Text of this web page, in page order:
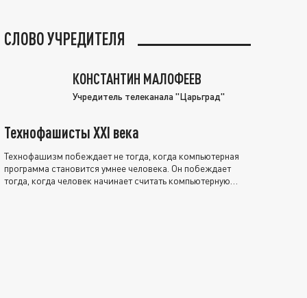
СЛОВО УЧРЕДИТЕЛЯ
КОНСТАНТИН МАЛОФЕЕВ
Учредитель телеканала "Царьград"
Технофашисты XXI века
Технофашизм побеждает не тогда, когда компьютерная
программа становится умнее человека. Он побеждает
тогда, когда человек начинает считать компьютерную